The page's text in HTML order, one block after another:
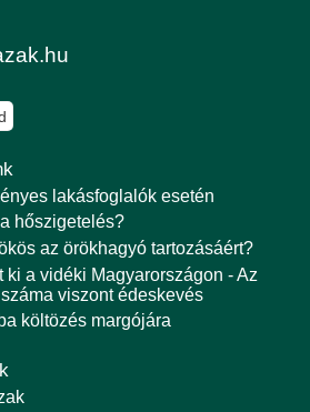
lakásfoglalók esetén
hőszigetelés?
az örökhagyó tartozásáért?
ki a vidéki Magyarországon - Az
viszont édeskevés
költözés margójára